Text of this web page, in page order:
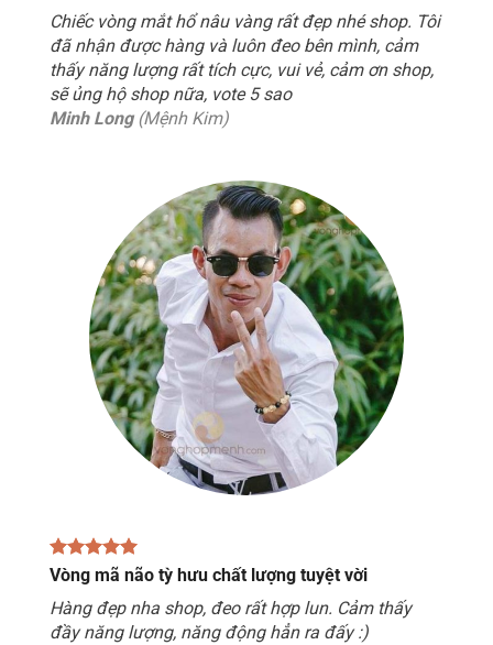
Chiếc vòng mắt hổ nâu vàng rất đẹp nhé shop. Tôi
đã nhận được hàng và luôn đeo bên mình, cảm
thấy năng lượng rất tích cực, vui vẻ, cảm ơn shop,
sẽ ủng hộ shop nữa, vote 5 sao
Minh Long (Mệnh Kim)
Vòng mã não tỳ hưu chất lượng tuyệt vời
Hàng đẹp nha shop, đeo rất hợp lun. Cảm thấy
đầy năng lượng, năng động hẳn ra đấy :)